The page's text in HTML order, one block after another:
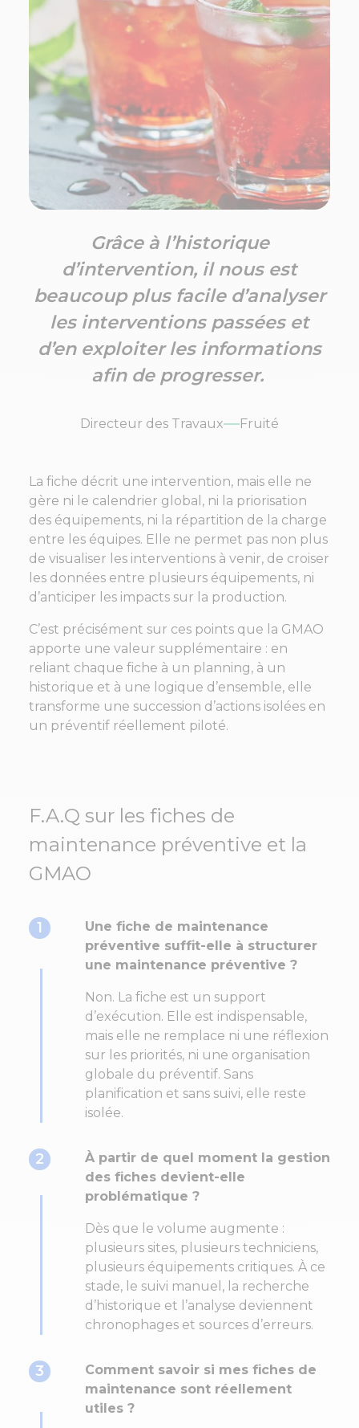
Grâce à l’historique
d’intervention, il nous est
beaucoup plus facile d’analyser
les interventions passées et
d’en exploiter les informations
afin de progresser.
Directeur des Travaux Fruité
La fiche décrit une intervention, mais elle ne
gère ni le calendrier global, ni la priorisation
des équipements, ni la répartition de la charge
entre les équipes. Elle ne permet pas non plus
de visualiser les interventions à venir, de croiser
les données entre plusieurs équipements, ni
d’anticiper les impacts sur la production.
C’est précisément sur ces points que la GMAO
apporte une valeur supplémentaire : en
reliant chaque fiche à un planning, à un
historique et à une logique d’ensemble, elle
transforme une succession d’actions isolées en
un préventif réellement piloté.
F.A.Q sur les fiches de
maintenance préventive et la
GMAO
1
Une fiche de maintenance
préventive suffit-elle à structurer
une maintenance préventive ?
Non. La fiche est un support
d’exécution. Elle est indispensable,
mais elle ne remplace ni une réflexion
sur les priorités, ni une organisation
globale du préventif. Sans
planification et sans suivi, elle reste
isolée.
2
À partir de quel moment la gestion
des fiches devient-elle
problématique ?
Dès que le volume augmente :
plusieurs sites, plusieurs techniciens,
plusieurs équipements critiques. À ce
stade, le suivi manuel, la recherche
d’historique et l’analyse deviennent
chronophages et sources d’erreurs.
3
Comment savoir si mes fiches de
maintenance sont réellement
utiles ?